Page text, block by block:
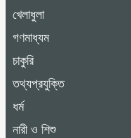
খেলাধুলা
গণমাধ্যম
চাকুরি
তথ্যপ্রযুক্তি
ধর্ম
নারী ও শিশু